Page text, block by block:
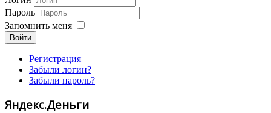
Пароль
Запомнить меня
Войти
Регистрация
Забыли логин?
Забыли пароль?
Яндекс.Деньги